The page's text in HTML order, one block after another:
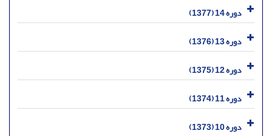
دوره 14 (1377)
دوره 13 (1376)
دوره 12 (1375)
دوره 11 (1374)
دوره 10 (1373)